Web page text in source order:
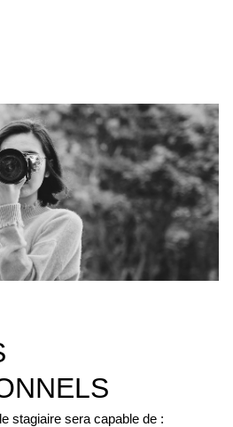
stagiaire sera capable de :